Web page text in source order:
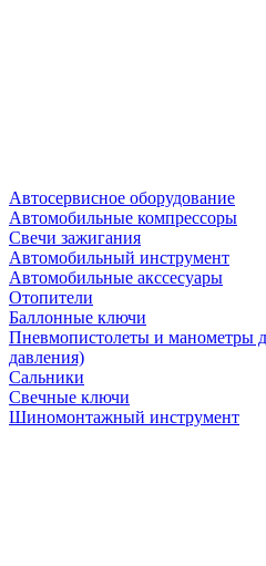
Автосервисное оборудование
Автомобильные компрессоры
Свечи зажигания
Автомобильный инструмент
Автомобильные акссесуары
Отопители
Баллонные ключи
Пневмопистолеты и манометры
давления)
Сальники
Свечные ключи
Шиномонтажный инструмент